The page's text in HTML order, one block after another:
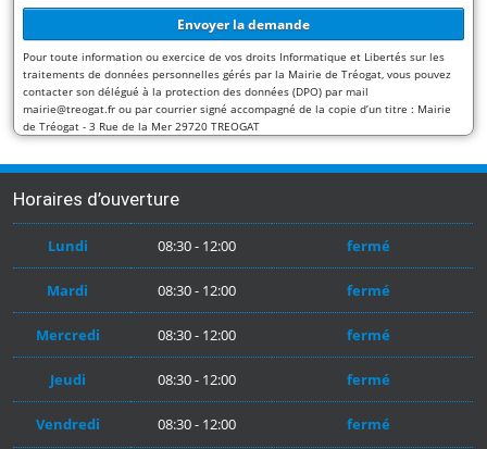
Pour toute information ou exercice de vos droits Informatique et Libertés sur les
traitements de données personnelles gérés par la Mairie de Tréogat, vous pouvez
contacter son délégué à la protection des données (DPO) par mail
mairie@treogat.fr ou par courrier signé accompagné de la copie d’un titre : Mairie
de Tréogat - 3 Rue de la Mer 29720 TREOGAT
Horaires d’ouverture
Lundi 08:30 - 12:00 fermé
Mardi 08:30 - 12:00 fermé
Mercredi 08:30 - 12:00 fermé
Jeudi 08:30 - 12:00 fermé
Vendredi 08:30 - 12:00 fermé